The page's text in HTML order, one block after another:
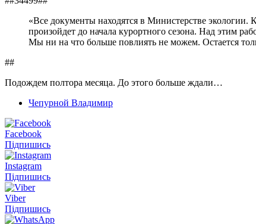
«Все документы находятся в Министерстве
произойдет до начала курортного сезона. Над этим
Мы ни на что больше повлиять не можем. Остается
##
Подождем полтора месяца. До этого больше ждали…
Чепурной Владимир
Facebook
Підпишись
Instagram
Підпишись
Viber
Підпишись